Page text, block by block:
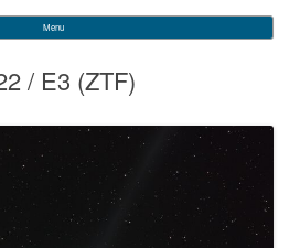
:
Menu
Skip to content
/ E3 (ZTF)